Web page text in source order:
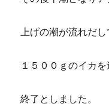
上げの潮が流れだ
１５００ｇのイカ
終了としました。